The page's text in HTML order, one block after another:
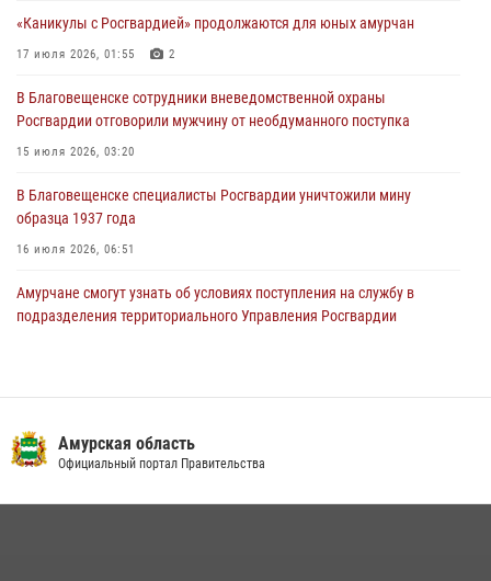
23 июля 2026, 00:00
Координационного совета по вопросам частной охранной
деятельности при Управлении Росгвардии по Амурской области
21 июля 2026, 01:10
«Каникулы с Росгвардией» продолжаются для юных амурчан
17 июля 2026, 01:55 2
В Благовещенске сотрудники вневедомственной охраны
Росгвардии отговорили мужчину от необдуманного поступка
15 июля 2026, 03:20
В Благовещенске специалисты Росгвардии уничтожили мину
образца 1937 года
16 июля 2026, 06:51
Амурчане смогут узнать об условиях поступления на службу в
подразделения территориального Управления Росгвардии
28 июля 2026, 09:01 3
Амурская область
Официальный портал Правительства